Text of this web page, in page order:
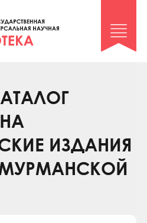
архив»
ИЗДАНИЯ
МУРМАНСКОЙ